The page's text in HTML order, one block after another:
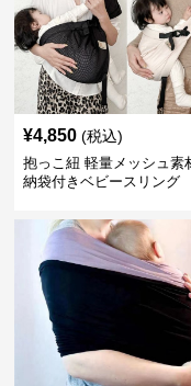
¥4,850 (税込)
抱っこ紐 軽量メッシュ素
納袋付きベビースリング